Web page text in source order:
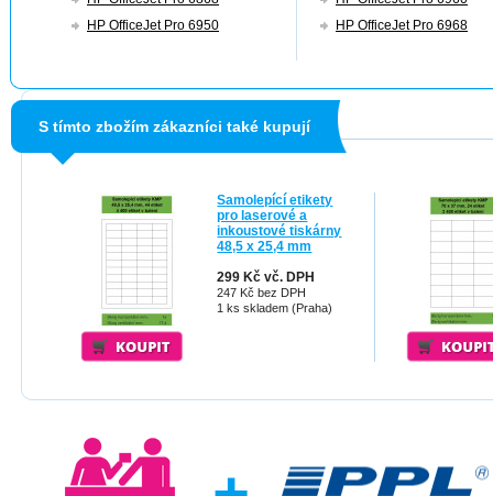
HP OfficeJet Pro 6950
HP OfficeJet Pro 6968
S tímto zbožím zákazníci také kupují
Samolepící etikety
pro laserové a
inkoustové tiskárny
48,5 x 25,4 mm
299 Kč vč. DPH
247 Kč bez DPH
1 ks skladem (Praha)